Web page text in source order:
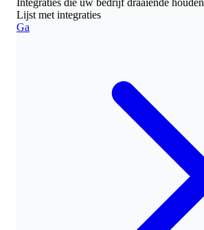
Integraties die uw bedrijf draaiende houden
Lijst met integraties
Ga